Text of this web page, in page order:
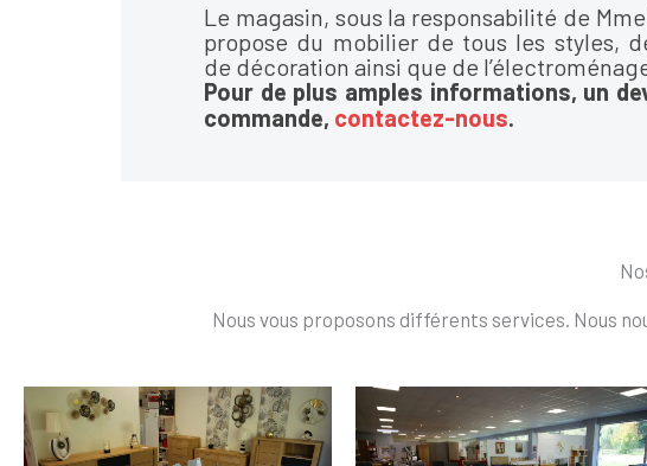
Le magasin, sous la responsabilité de
propose du mobilier de tous les styles,
de décoration ainsi que de
Pour de plus amples informations, un
commande, contactez-nous.
Nous vous proposons différents services. Nous